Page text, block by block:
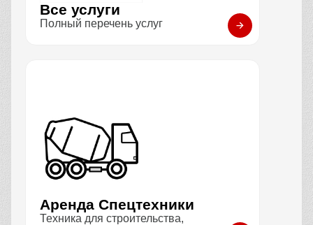
Все услуги
Полный перечень услуг
Аренда Спецтехники
Техника для строительства,